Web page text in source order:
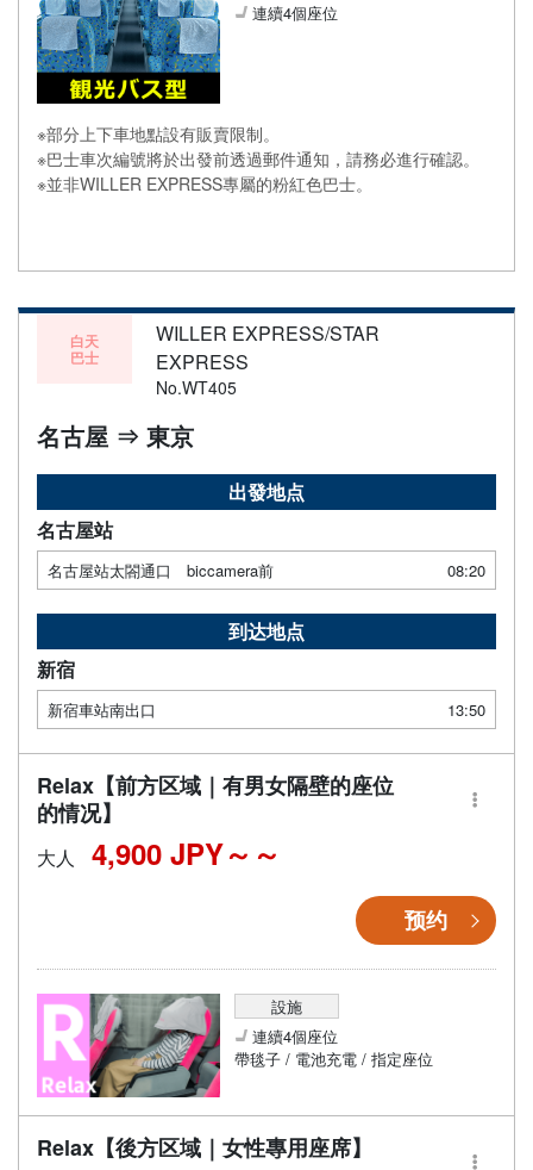
連續4個座位
※部分上下車地點設有販賣限制。
※巴士車次編號將於出發前透過郵件通知，請務必進行確認。
※並非WILLER EXPRESS專屬的粉紅色巴士。
白天
巴士
WILLER EXPRESS/STAR
EXPRESS
No.WT405
名古屋 ⇒ 東京
出發地点
名古屋站
名古屋站太閤通口 biccamera前 08:20
到达地点
新宿
新宿車站南出口 13:50
Relax【前方区域｜有男女隔壁的座位
的情况】
大人 4,900 JPY～
预约
設施
連續4個座位
帶毯子 / 電池充電 / 指定座位
Relax【後方区域｜女性專用座席】